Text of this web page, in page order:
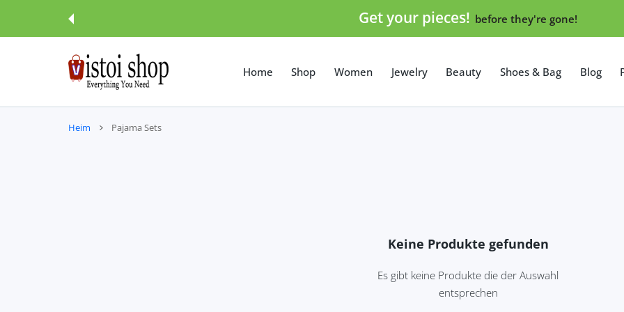
Get your pieces! before they're gone!
Home Shop Women Jewelry Beauty Shoes & Bag Blog
Heim Pajama Sets
Keine Produkte gefunden
Es gibt keine Produkte die der Auswahl
entsprechen